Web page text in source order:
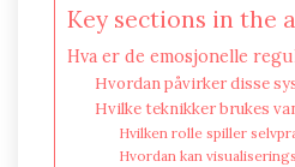
Key sections in the
Hva er de emosjonelle
Hvordan påvirker disse
Hvilke teknikker brukes
Hvilken rolle spiller
Hvordan kan